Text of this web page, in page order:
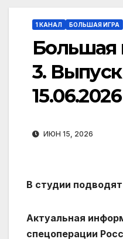
1 КАНАЛ БОЛЬШАЯ ИГРА
Большая
3.
15.06.2026
ИЮН 15, 2026
В студии
Актуальная
спецоперации